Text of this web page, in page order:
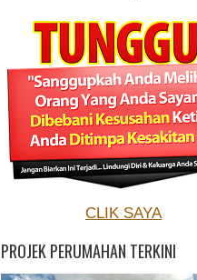
CLIK SAYA
PROJEK PERUMAHAN TERKINI